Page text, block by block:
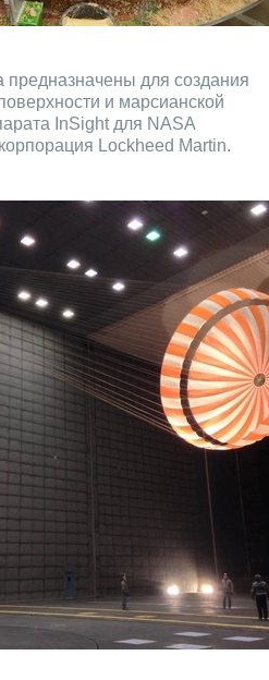
для создания
и марсианской
InSight для NASA
Lockheed Martin.